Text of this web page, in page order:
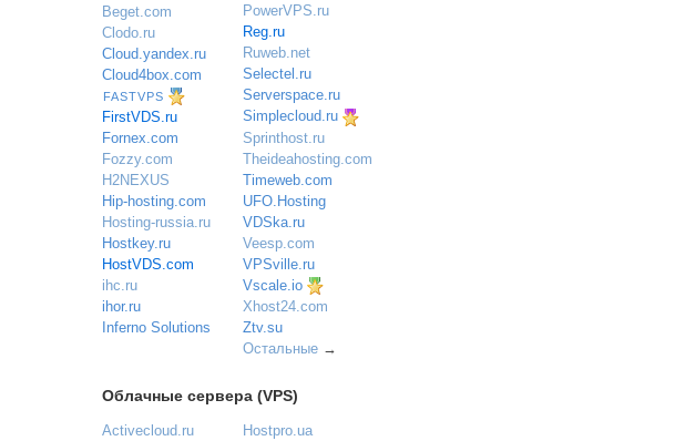
Beget.com
Clodo.ru
Cloud.yandex.ru
Cloud4box.com
FASTVPS
FirstVDS.ru
Fornex.com
Fozzy.com
H2NEXUS
Hip-hosting.com
Hosting-russia.ru
Hostkey.ru
HostVDS.com
ihc.ru
ihor.ru
Inferno Solutions
PowerVPS.ru
Reg.ru
Ruweb.net
Selectel.ru
Serverspace.ru
Simplecloud.ru
Sprinthost.ru
Theideahosting.com
Timeweb.com
UFO.Hosting
VDSka.ru
Veesp.com
VPSville.ru
Vscale.io
Xhost24.com
Ztv.su
Остальные →
Облачные сервера (VPS)
Activecloud.ru
Hostpro.ua